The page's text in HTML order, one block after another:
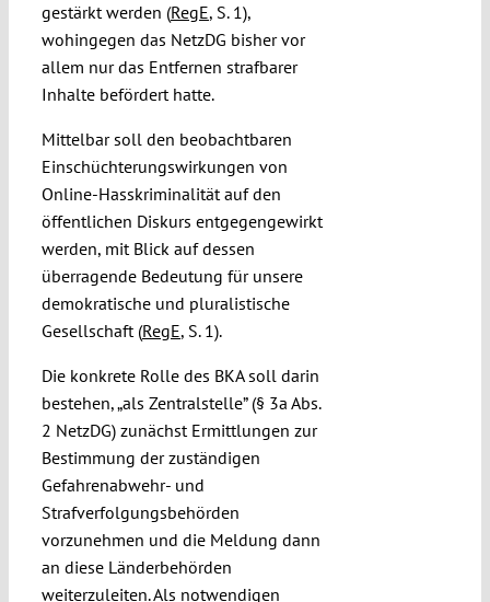
gestärkt werden (RegE, S. 1),
wohingegen das NetzDG bisher vor
allem nur das Entfernen strafbarer
Inhalte befördert hatte.
Mittelbar soll den beobachtbaren
Einschüchterungswirkungen von
Online-Hasskriminalität auf den
öffentlichen Diskurs entgegengewirkt
werden, mit Blick auf dessen
überragende Bedeutung für unsere
demokratische und pluralistische
Gesellschaft (RegE, S. 1).
Die konkrete Rolle des BKA soll darin
bestehen, „als Zentralstelle” (§ 3a Abs.
2 NetzDG) zunächst Ermittlungen zur
Bestimmung der zuständigen
Gefahrenabwehr- und
Strafverfolgungsbehörden
vorzunehmen und die Meldung dann
an diese Länderbehörden
weiterzuleiten. Als notwendigen